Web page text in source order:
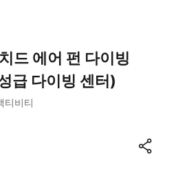
드 에어 펀 다이빙
급 다이빙 센터)
티비티